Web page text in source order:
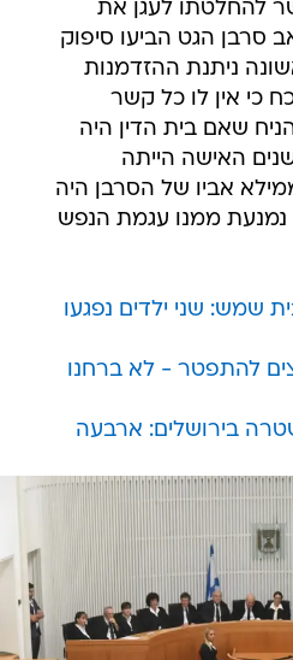
להחלטתו לעגן את
הגט הביעו סיפוק
ניתנת ההזדמנות
כי אין לו כל קשר
שאם בית הדין היה
האישה הייתה
אביו של הסרבן היה
נמנעת ממנו עגמת הנפש
שמש: שני ילדים נפגעו
להתפטר - לא ברחנו
בירושלים: ארבעה